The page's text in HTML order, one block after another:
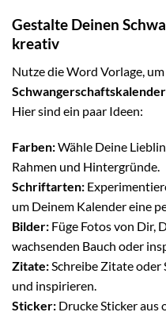
Gestalte Deinen
kreativ
Nutze die Word Vorlage,
Schwangerschaftskalender
Hier sind ein paar Ideen:
Farben:Wähle Deine
Rahmen und Hintergründe.
Schriftarten:
um Deinem Kalender eine
Bilder: Füge Fotos von Dir,
wachsenden Bauch oder
Zitate:Schreibe Zitate oder
und inspirieren.
Sticker: Drucke Sticker aus